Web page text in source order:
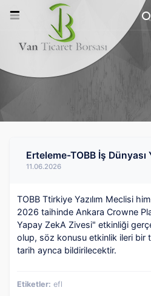
Erteleme-TOBB İş
11.06.2026
TOBB Ttirkiye Yazılım Meclisi
2026 taihinde Ankara Crowne
Yapay ZekA Zivesi" etkinliği
olup, söz konusu etkinlik ileri bir
tarih aynca bildirilecektir.
Etiketler: efl